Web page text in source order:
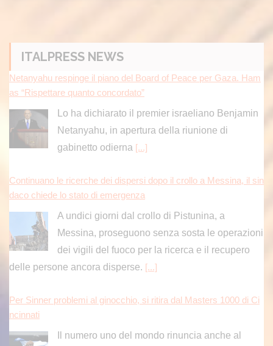
ITALPRESS NEWS
Netanyahu respinge il piano del Board of Peace per Gaza. Ham
as “Rispettare quanto concordato”
Lo ha dichiarato il premier israeliano Benjamin
Netanyahu, in apertura della riunione di
gabinetto odierna [...]
Continuano le ricerche dei dispersi dopo il crollo a Messina, il sin
daco chiede lo stato di emergenza
A undici giorni dal crollo di Pistunina, a
Messina, proseguono senza sosta le operazioni
dei vigili del fuoco per la ricerca e il recupero
delle persone ancora disperse. [...]
Per Sinner problemi al ginocchio, si ritira dal Masters 1000 di Ci
ncinnati
Il numero uno del mondo rinuncia anche al